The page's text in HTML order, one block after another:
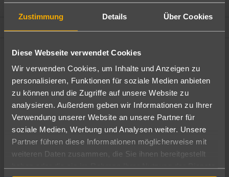
Zustimmung Details Über Cookies
Diese Webseite verwendet Cookies
Wir verwenden Cookies, um Inhalte und Anzeigen zu
personalisieren, Funktionen für soziale Medien anbieten
zu können und die Zugriffe auf unsere Website zu
analysieren. Außerdem geben wir Informationen zu Ihrer
Verwendung unserer Website an unsere Partner für
soziale Medien, Werbung und Analysen weiter. Unsere
Partner führen diese Informationen möglicherweise mit
weiteren Daten zusammen, die Sie ihnen bereitgestellt
Bewertungen
Ändere die Kriterien nach deinen Wünschen
Pauschal Nur Hotel
Abflughafen
Alle Abflughäfen
11.08.26–09.08.27 7-21 Nächte